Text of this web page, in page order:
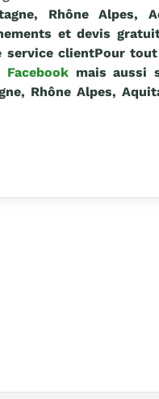
Rhône Alpes,
et devis
service clientPour
Facebookmais aussi
Rhône Alpes,